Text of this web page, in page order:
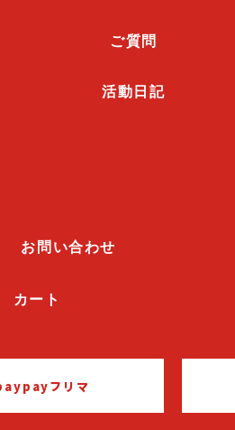
ご質問
活動日記
お問い合わせ
カート
フリマ